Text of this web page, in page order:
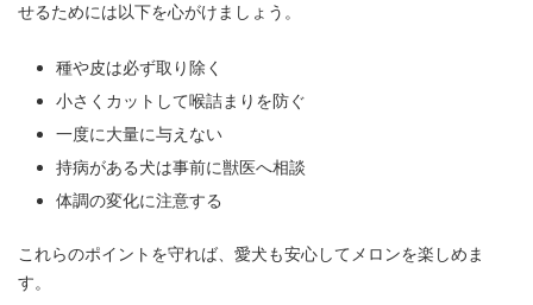
せるためには以下を心がけましょう。
種や皮は必ず取り除く
小さくカットして喉詰まりを防ぐ
一度に大量に与えない
持病がある犬は事前に獣医へ相談
体調の変化に注意する
これらのポイントを守れば、愛犬も安心してメロンを楽しめま
す。